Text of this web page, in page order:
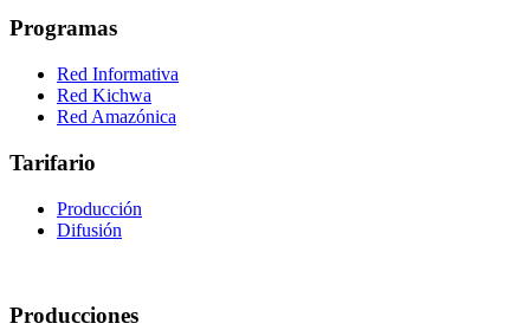
Programas
Red Informativa
Red Kichwa
Red Amazónica
Tarifario
Producción
Difusión
Producciones